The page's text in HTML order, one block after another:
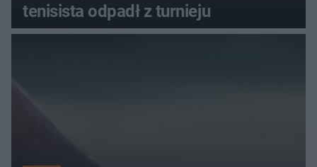
tenisista odpadł z turnieju